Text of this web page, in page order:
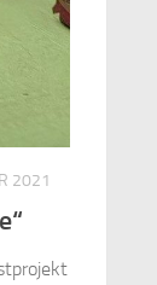
2021